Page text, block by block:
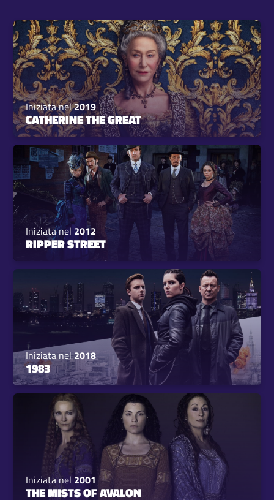
Iniziata nel2019
CATHERINE THE GREAT
Iniziata nel 2012
RIPPER STREET
Iniziata nel2018
1983
Iniziata nel 2001
THE MISTS OF AVALON